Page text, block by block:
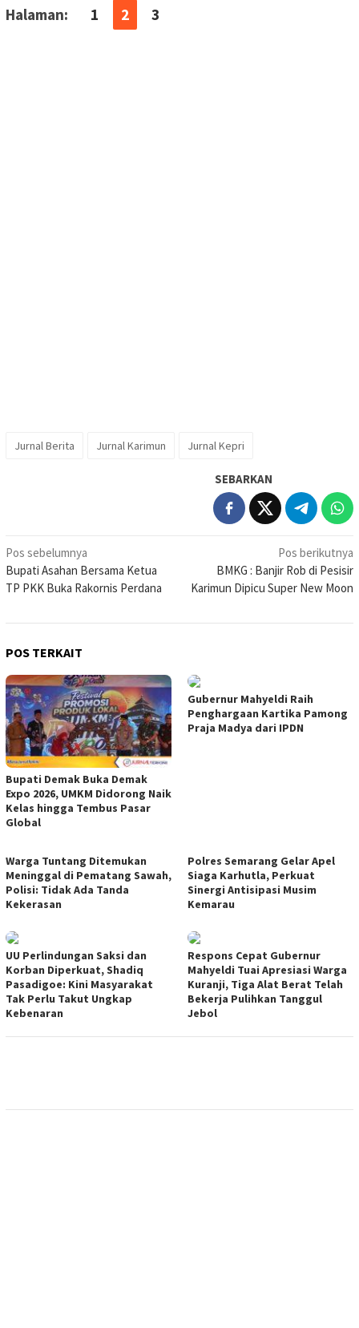
Halaman: 1 2 3
Jurnal Berita Jurnal Karimun Jurnal Kepri
SEBARKAN
Navigasi
pos
Pos sebelumnya
Bupati Asahan Bersama Ketua
TP PKK Buka Rakornis Perdana
Pos berikutnya
BMKG : Banjir Rob di Pesisir
Karimun Dipicu Super New Moon
POS TERKAIT
Bupati Demak Buka Demak
Expo 2026, UMKM Didorong Naik
Kelas hingga Tembus Pasar
Global
Gubernur Mahyeldi Raih
Penghargaan Kartika Pamong
Praja Madya dari IPDN
Warga Tuntang Ditemukan
Meninggal di Pematang Sawah,
Polisi: Tidak Ada Tanda
Kekerasan
Polres Semarang Gelar Apel
Siaga Karhutla, Perkuat
Sinergi Antisipasi Musim
Kemarau
UU Perlindungan Saksi dan
Korban Diperkuat, Shadiq
Pasadigoe: Kini Masyarakat
Tak Perlu Takut Ungkap
Kebenaran
Respons Cepat Gubernur
Mahyeldi Tuai Apresiasi Warga
Kuranji, Tiga Alat Berat Telah
Bekerja Pulihkan Tanggul
Jebol